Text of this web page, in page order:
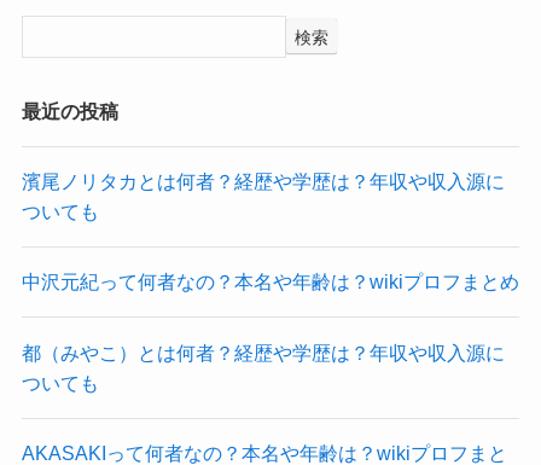
検索
最近の投稿
濱尾ノリタカとは何者？経歴や学歴は？年収や収入源に
ついても
中沢元紀って何者なの？本名や年齢は？wikiプロフまとめ
都（みやこ）とは何者？経歴や学歴は？年収や収入源に
ついても
AKASAKIって何者なの？本名や年齢は？wikiプロフまと